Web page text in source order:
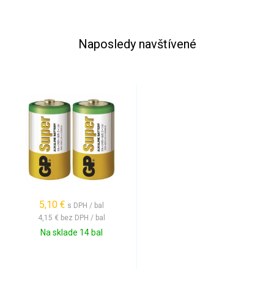
Naposledy navštívené
5,10 € s DPH / bal
4,15 € bez DPH / bal
Na sklade 14 bal